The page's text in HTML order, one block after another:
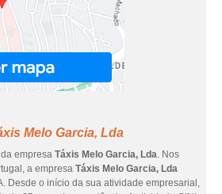
Melo Garcia, Lda
empresa Táxis Melo Garcia, Lda. Nos
a empresa Táxis Melo Garcia, Lda
Desde o início da sua atividade empresarial,